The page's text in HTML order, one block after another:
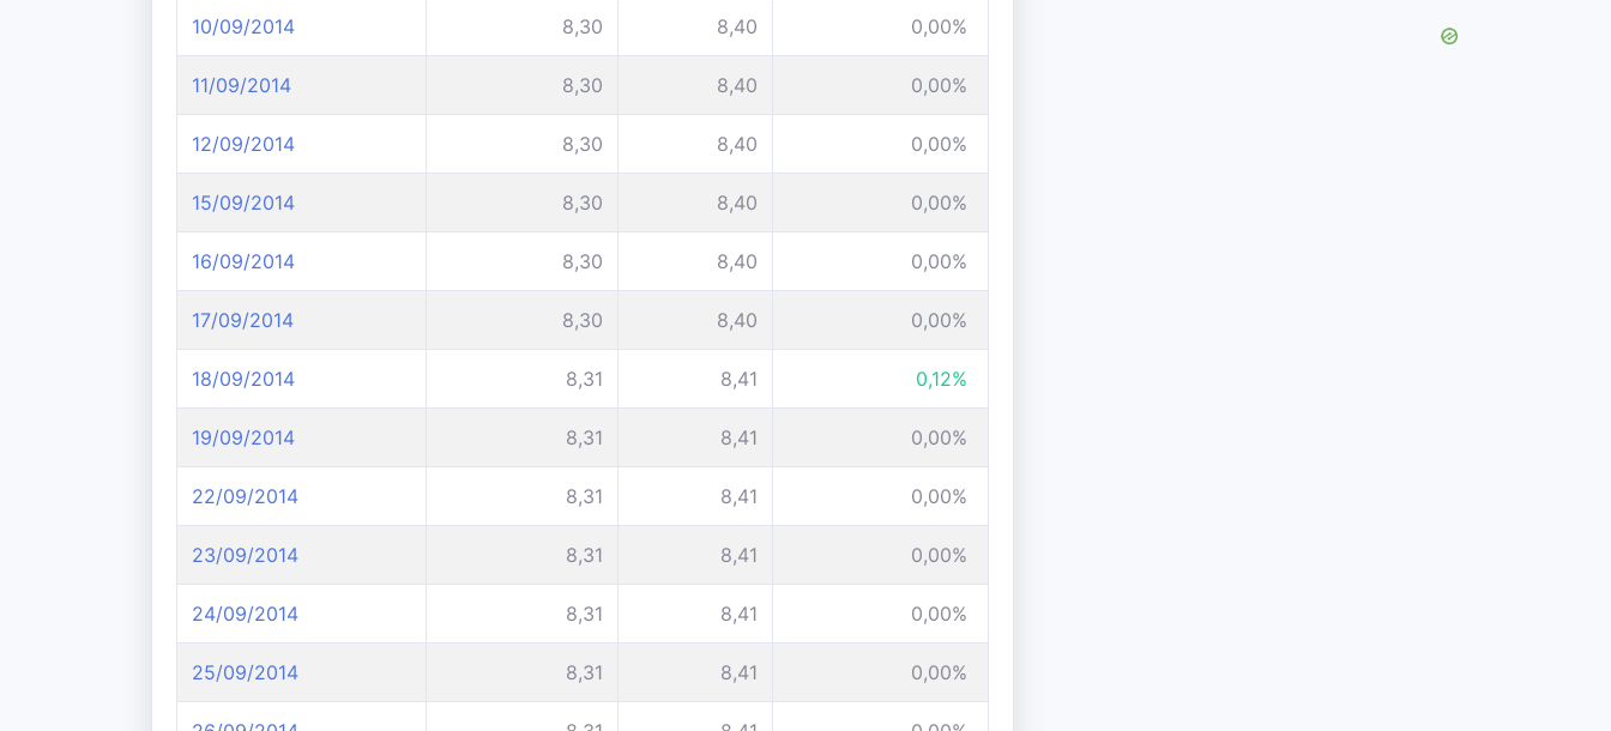
10/09/2014 8,30 8,40 0,00%
11/09/2014 8,30 8,40 0,00%
12/09/2014 8,30 8,40 0,00%
15/09/2014 8,30 8,40 0,00%
16/09/2014 8,30 8,40 0,00%
17/09/2014 8,30 8,40 0,00%
18/09/2014 8,31 8,41 0,12%
19/09/2014 8,31 8,41 0,00%
22/09/2014 8,31 8,41 0,00%
23/09/2014 8,31 8,41 0,00%
24/09/2014 8,31 8,41 0,00%
25/09/2014 8,31 8,41 0,00%